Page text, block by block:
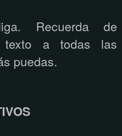
Recuerda de
texto a todas las
puedas.